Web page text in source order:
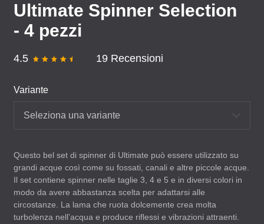
Ultimate Spinner Selection
- 4 pezzi
4.5 19 Recensioni
Variante
Seleziona una variante
Questo bel set di spinner di Ultimate può essere utilizzato su
grandi acque così come su fossati, canali e altre piccole acque.
Il set contiene spinner nelle taglie 3, 4 e 5 e in diversi colori in
modo da avere abbastanza scelta per adattarsi alle
circostanze. La lama che ruota dolcemente crea molta
turbolenza nell’acqua e produce riflessi e vibrazioni attraenti.